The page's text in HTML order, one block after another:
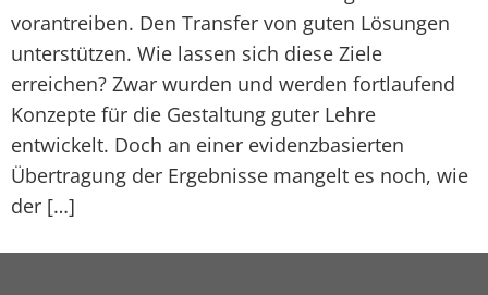
vorantreiben. Den Transfer von guten Lösungen
unterstützen. Wie lassen sich diese Ziele
erreichen? Zwar wurden und werden fortlaufend
Konzepte für die Gestaltung guter Lehre
entwickelt. Doch an einer evidenzbasierten
Übertragung der Ergebnisse mangelt es noch, wie
der […]